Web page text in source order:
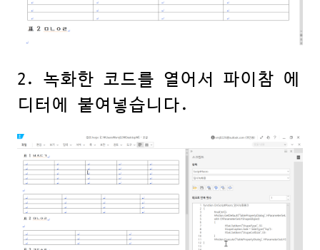
2. 녹화한 코드를 열어서 파이참 에
디터에 붙여넣습니다.